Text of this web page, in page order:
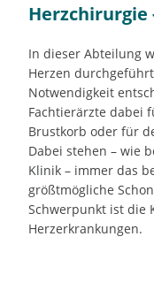
In dieser Abteilung
Herzen
Notwendigkeit
Fachtierärzte dabei
Brustkorb oder für
Dabei stehen – wie
Klinik – immer das
größtmögliche
Schwerpunkt ist die
Herzerkrankungen.